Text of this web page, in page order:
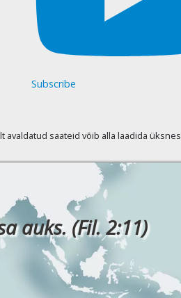
Subscribe
avaldatud saateid võib alla laadida üksnes
auks. (Fil. 2:11)